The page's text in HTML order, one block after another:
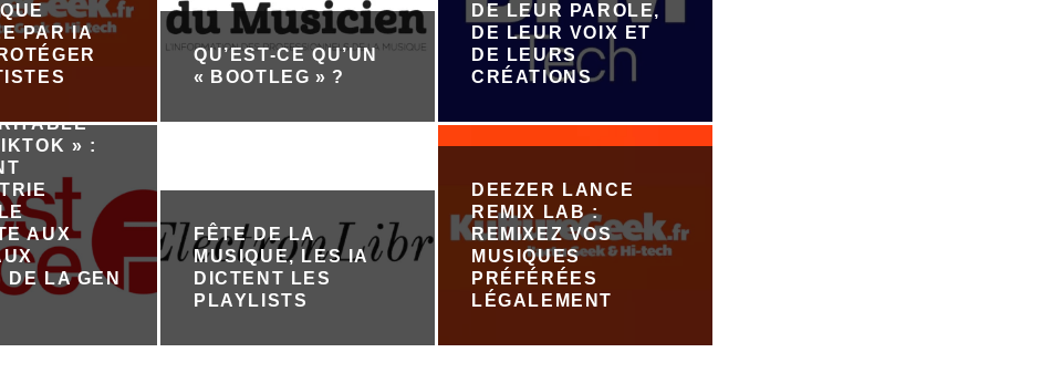
PAR IA
QU’EST-CE QU’UN
« BOOTLEG » ?
DE LEUR PAROLE,
DE LEUR VOIX ET
DE LEURS
CRÉATIONS
» :
AUX
DE LA GEN
FÊTE DE LA
MUSIQUE, LES IA
DICTENT LES
PLAYLISTS
DEEZER LANCE
REMIX LAB :
REMIXEZ VOS
MUSIQUES
PRÉFÉRÉES
LÉGALEMENT